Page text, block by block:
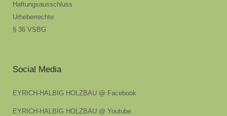
Haftungsausschluss
Urheberrechte
§ 36 VSBG
Social Media
EYRICH-HALBIG HOLZBAU @ Facebook
EYRICH-HALBIG HOLZBAU @ Youtube